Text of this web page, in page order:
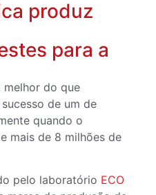
produz
para a
melhor do que
de um de
quando o
mais de 8 milhões de
pelo laboratório ECO